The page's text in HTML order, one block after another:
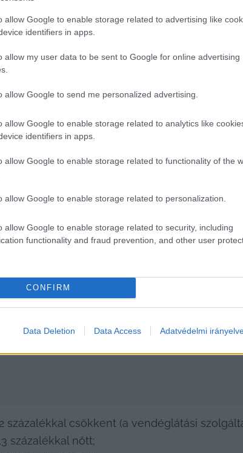
allow Google to enable storage related to advertising like
identifiers in apps.
allow my user data to be sent to Google for online advertising
allow Google to send me personalized advertising.
allow Google to enable storage related to analytics like
identifiers in apps.
allow Google to enable storage related to functionality of the
allow Google to enable storage related to personalization.
allow Google to enable storage related to security, including
functionality and fraud prevention, and other user
CONFIRM
Data Deletion Data Access Adatvédelmi
a vezetékes gázért 7,5 százalékkal
emelkedett, ezen belül az ékszerek
2,6 százalékkal többe kerültek,
1,6 százalékkal drágultak.
infláció
viszonyított fogyasztói árakra is,
százalékkal csökkent (a vendéglátási
százalékkal nőtt;